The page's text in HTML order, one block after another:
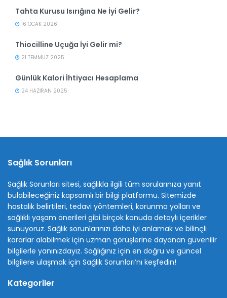
Tahta Kurusu Isırığına Ne İyi Gelir?
16 OCAK 2026
Thiocilline Uçuğa İyi Gelir mi?
21 TEMMUZ 2025
Günlük Kalori İhtiyacı Hesaplama
24 HAZIRAN 2025
Sağlık Sorunları
Sağlık Sorunları sitesi, sağlıkla ilgili tüm sorularınıza yanıt
bulabileceğiniz kapsamlı bir bilgi platformu. Sitemizde
hastalık belirtileri, tedavi yöntemleri, korunma yolları ve
sağlıklı yaşam önerileri gibi birçok konuda detaylı içerikler
sunuyoruz. Sağlık sorunlarınızı daha iyi anlamak ve bilinçli
kararlar alabilmek için uzman görüşlerine dayanan güvenilir
bilgilerle yanınızdayız. Sağlığınız için en doğru ve güncel
bilgilere ulaşmak için Sağlık Sorunları’nı keşfedin!
Kategoriler